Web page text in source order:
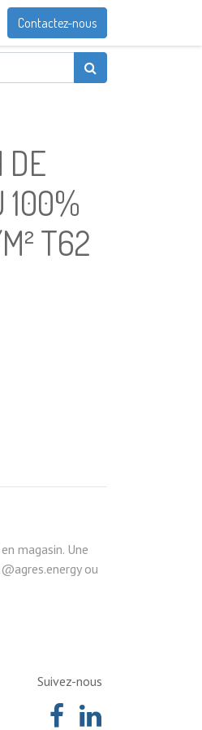
Contactez-nous
DE
100%
T62
TVA.
magasin. Une
ou
Suivez-nous